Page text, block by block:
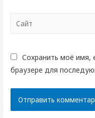
Сайт
Сохранить моё имя,
браузере для